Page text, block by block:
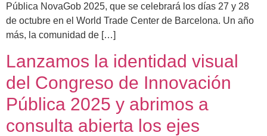
Pública NovaGob 2025, que se celebrará los días 27 y 28
de octubre en el World Trade Center de Barcelona. Un año
más, la comunidad de […]
Lanzamos la identidad visual
del Congreso de Innovación
Pública 2025 y abrimos a
consulta abierta los ejes